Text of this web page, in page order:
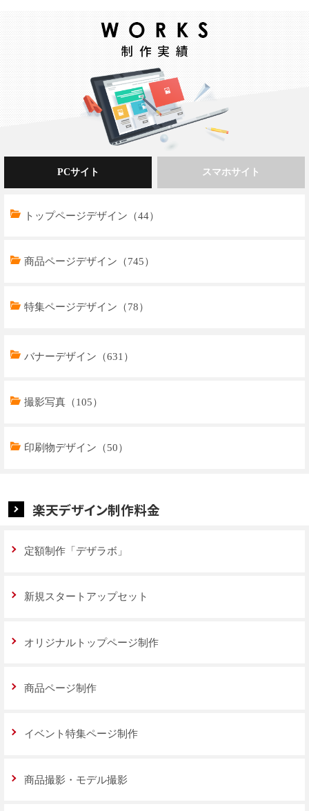
PCサイト
トップページデザイン（44）
商品ページデザイン（745）
特集ページデザイン（78）
スマホサイト
トップページデザイン（32）
商品ページデザイン（769）
特集ページデザイン（59）
バナーデザイン（631）
撮影写真（105）
印刷物デザイン（50）
楽天デザイン制作料金
定額制作「デザラボ」
新規スタートアップセット
オリジナルトップページ制作
商品ページ制作
イベント特集ページ制作
商品撮影・モデル撮影